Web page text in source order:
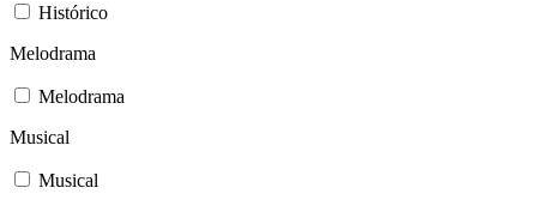
Histórico
Melodrama
Melodrama
Musical
Musical